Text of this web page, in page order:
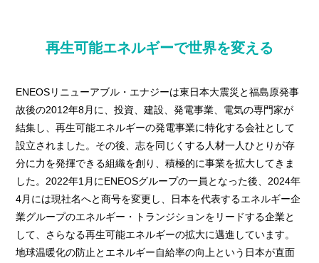
再生可能エネルギーで世界を変える
ENEOSリニューアブル・エナジーは東日本大震災と福島原発事
故後の2012年8月に、投資、建設、発電事業、電気の専門家が
結集し、再生可能エネルギーの発電事業に特化する会社として
設立されました。その後、志を同じくする人材一人ひとりが存
分に力を発揮できる組織を創り、積極的に事業を拡大してきま
した。2022年1月にENEOSグループの一員となった後、2024年
4月には現社名へと商号を変更し、日本を代表するエネルギー企
業グループのエネルギー・トランジションをリードする企業と
して、さらなる再生可能エネルギーの拡大に邁進しています。
地球温暖化の防止とエネルギー自給率の向上という日本が直面